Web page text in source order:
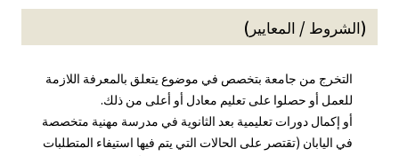
(الشروط / المعايير)
التخرج من جامعة بتخصص في موضوع يتعلق بالمعرفة اللازمة
للعمل أو حصلوا على تعليم معادل أو أعلى من ذلك.
أو إكمال دورات تعليمية بعد الثانوية في مدرسة مهنية متخصصة
في اليابان (تقتصر على الحالات التي يتم فيها استيفاء المتطلبات